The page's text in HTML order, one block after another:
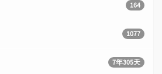
164
1077
7年305天